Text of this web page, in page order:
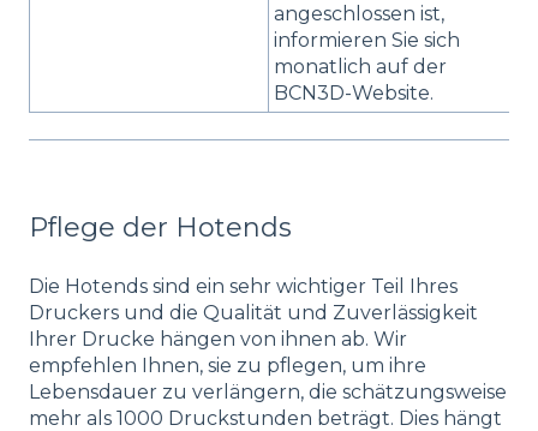
angeschlossen ist,
informieren Sie sich
monatlich auf der
BCN3D-Website.
Pflege der Hotends
Die Hotends sind ein sehr wichtiger Teil Ihres
Druckers und die Qualität und Zuverlässigkeit
Ihrer Drucke hängen von ihnen ab. Wir
empfehlen Ihnen, sie zu pflegen, um ihre
Lebensdauer zu verlängern, die schätzungsweise
mehr als 1000 Druckstunden beträgt. Dies hängt